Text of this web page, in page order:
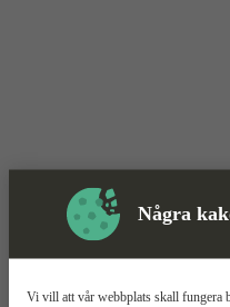
Några
Vi vill att vår webbplats skall fungera